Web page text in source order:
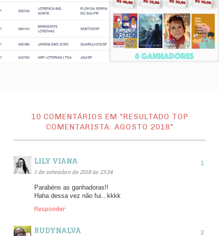
10 COMENTÁRIOS EM "RESULTADO TOP
COMENTARISTA: AGOSTO 2018"
LILY VIANA
1 de setembro de 2018 às 23:34
Parabéns as ganhadoras!!
Haha dessa vez não fui...kkkk
Responder
RUDYNALVA